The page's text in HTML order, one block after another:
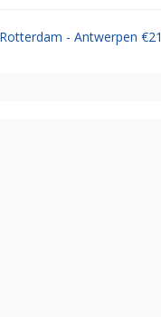
Rotterdam - Antwerpen €21